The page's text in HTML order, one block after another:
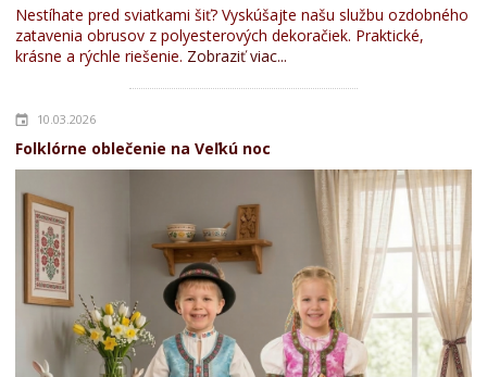
Nestíhate pred sviatkami šiť? Vyskúšajte našu službu ozdobného
zatavenia obrusov z polyesterových dekoračiek. Praktické,
krásne a rýchle riešenie. Zobraziť viac...
10.03.2026
Folklórne oblečenie na Veľkú noc